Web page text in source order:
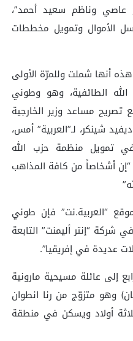
عاصي وناظم سعيد أحمد”،
الأموال وتمويل مخططات
أنها شملت وللمرّة الأولى
الطائفية، وهو وطوني
مساعد وزير الخارجية
شينكر، لـ”العربية” أمس،
تمويل منظمة حزب الله
“إن أشخاصاً من كافة المذاهب
“العربية.نت” فإن طوني
“إنتر أليمنت” التابعة
عديدة في إفريقيا”.
إلى عائلة مسيحية مارونية
وهو متزوّج من رنا انطوان
أولاد ويسكن في منطقة